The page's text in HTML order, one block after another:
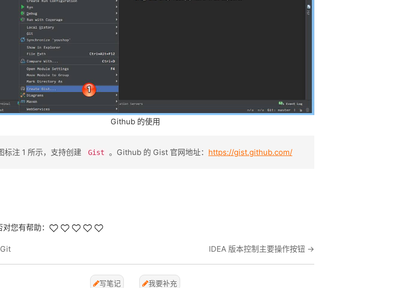
Github 的使用
标注 1 所示，支持创建 Gist ​。Github 的 Gist 官网地址： https://gist.github.com/
您有帮助：
IDEA 版本控制主要操作按钮 →
写笔记 我要补充